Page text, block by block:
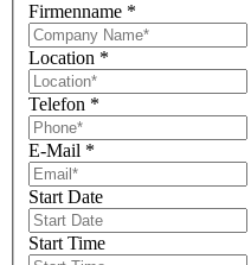
Firmenname *
Location *
Telefon *
E-Mail *
Start Date
Start Time